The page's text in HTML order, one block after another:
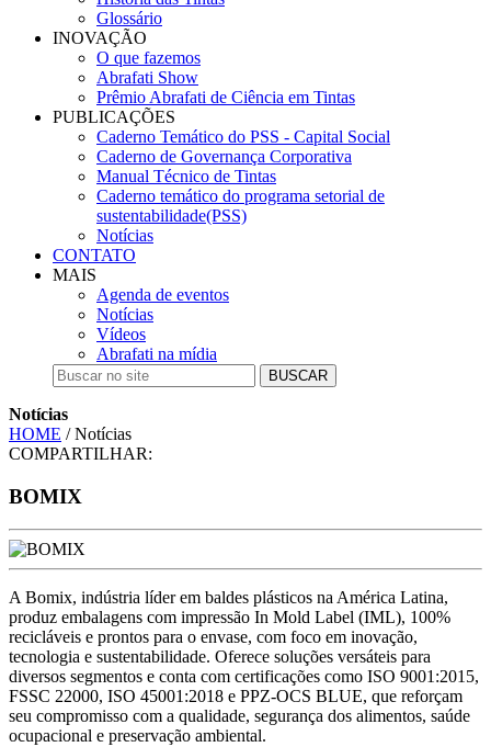
Glossário
INOVAÇÃO
O que fazemos
Abrafati Show
Prêmio Abrafati de Ciência em Tintas
PUBLICAÇÕES
Caderno Temático do PSS - Capital Social
Caderno de Governança Corporativa
Manual Técnico de Tintas
Caderno temático do programa setorial de
sustentabilidade(PSS)
Notícias
CONTATO
MAIS
Agenda de eventos
Notícias
Vídeos
Abrafati na mídia
BUSCAR
Notícias
HOME / Notícias
COMPARTILHAR:
BOMIX
A Bomix, indústria líder em baldes plásticos na América Latina,
produz embalagens com impressão In Mold Label (IML), 100%
recicláveis e prontos para o envase, com foco em inovação,
tecnologia e sustentabilidade. Oferece soluções versáteis para
diversos segmentos e conta com certificações como ISO 9001:2015,
FSSC 22000, ISO 45001:2018 e PPZ-OCS BLUE, que reforçam
seu compromisso com a qualidade, segurança dos alimentos, saúde
ocupacional e preservação ambiental.